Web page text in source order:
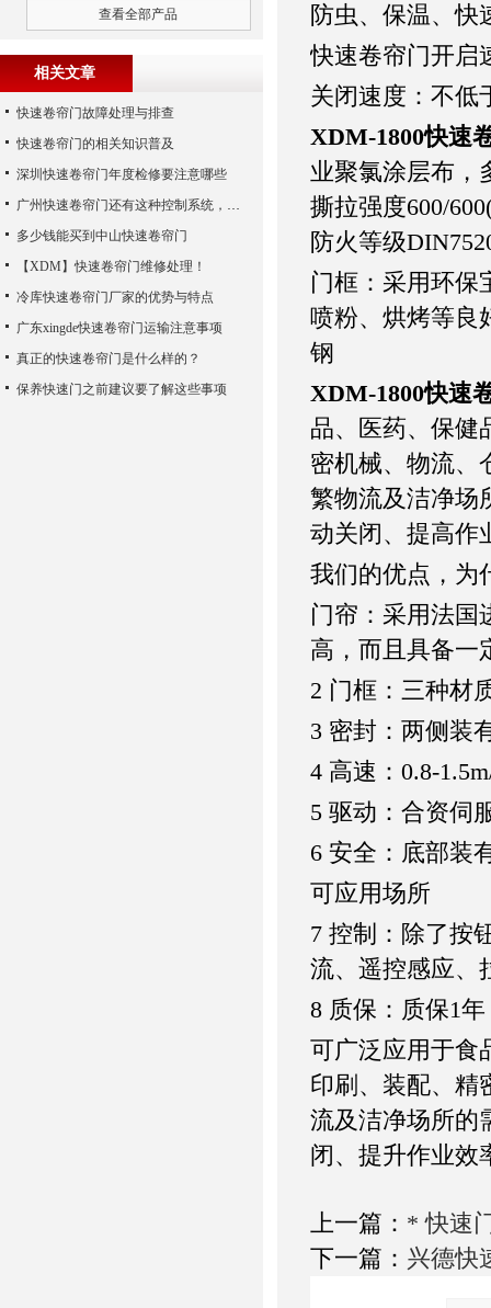
防虫、保温、快
快速卷帘门开启
关闭速度：不低
XDM-1800快速
业聚氯涂层布，
撕拉强度600/
防火等级
门框：采用环保
喷粉、烘烤等良
钢
XDM-1800快速
品、医药、保健
密机械、物流、
繁物流及洁净场
动关闭、提高作
我们的优点，为
门帘：采用法国
高，而且具备一
2 门框：三种材
3 密封：两侧装
4 高速：0.8-
5 驱动：合资伺
6 安全：底部装
可应用场所
7 控制：除了按
流、遥控感应、
8 质保：质保1年
可广泛应用于食
印刷、装配、精
流及洁净场所的
闭、提升作业效
上一篇： * 快速
下一篇： 兴德快
查看全部产品
相关文章
快速卷帘门故障处理与排查
快速卷帘门的相关知识普及
深圳快速卷帘门年度检修要注意哪些
广州快速卷帘门还有这种控制系统，您知道吗？
多少钱能买到中山快速卷帘门
【XDM】快速卷帘门维修处理！
冷库快速卷帘门厂家的优势与特点
广东xingde快速卷帘门运输注意事项
真正的快速卷帘门是什么样的？
保养快速门之前建议要了解这些事项